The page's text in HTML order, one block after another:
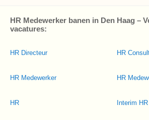
HR Medewerker banen in Den Haag –
vacatures:
HR Directeur
HR Medewerker
HR
HR
HR
Interim HR